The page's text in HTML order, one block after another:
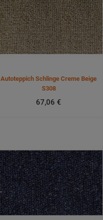
Autoteppich Schlinge Creme Beige
S308
67,06 €